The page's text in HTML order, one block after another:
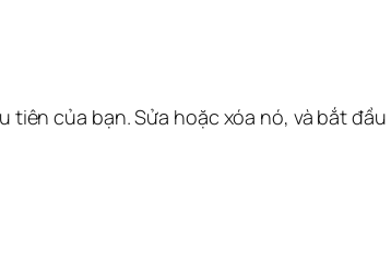
tiên của bạn. Sửa hoặc xóa nó, và bắt